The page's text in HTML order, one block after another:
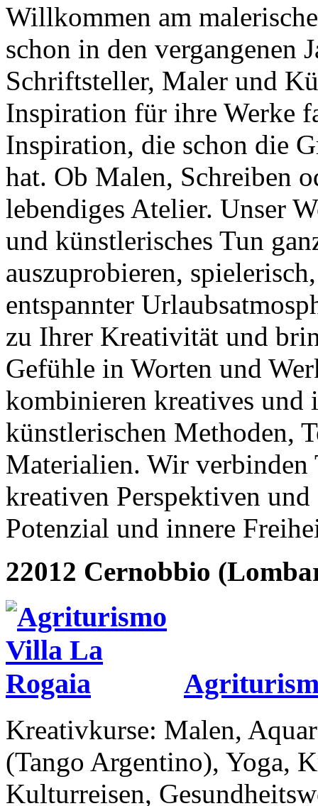
Willkommen am
schon in den vergangenen
Schriftsteller, Maler und
Inspiration für ihre Werke
Inspiration, die schon die
hat. Ob Malen, Schreiben
lebendiges Atelier. Unser
und künstlerisches Tun
auszuprobieren,
entspannter
zu Ihrer Kreativität und
Gefühle in Worten und
kombinieren kreatives
künstlerischen Methoden,
Materialien. Wir verbinden
kreativen Perspektiven
Potenzial und innere
22012 Cernobbio
Kreativkurse: Malen,
(Tango Argentino), Yoga,
Kulturreisen,